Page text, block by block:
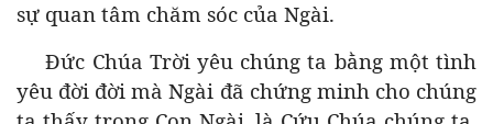
sự quan tâm chăm sóc của Ngài.
Đức Chúa Trời yêu chúng ta bằng một tình
yêu đời đời mà Ngài đã chứng minh cho chúng